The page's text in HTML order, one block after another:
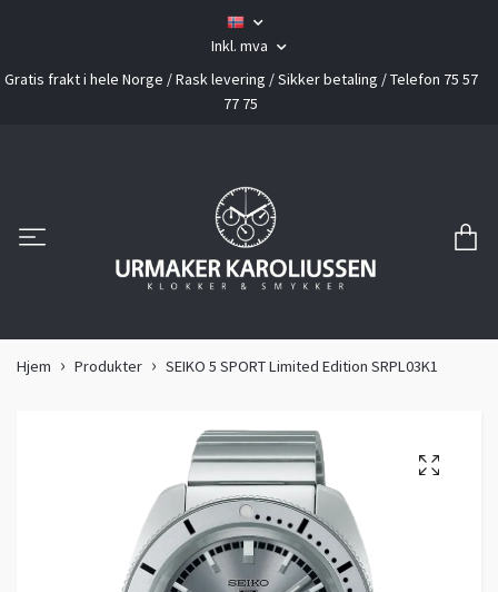
Inkl. mva
Gratis frakt i hele Norge / Rask levering / Sikker betaling / Telefon 75 57
77 75
Hjem Produkter SEIKO 5 SPORT Limited Edition SRPL03K1